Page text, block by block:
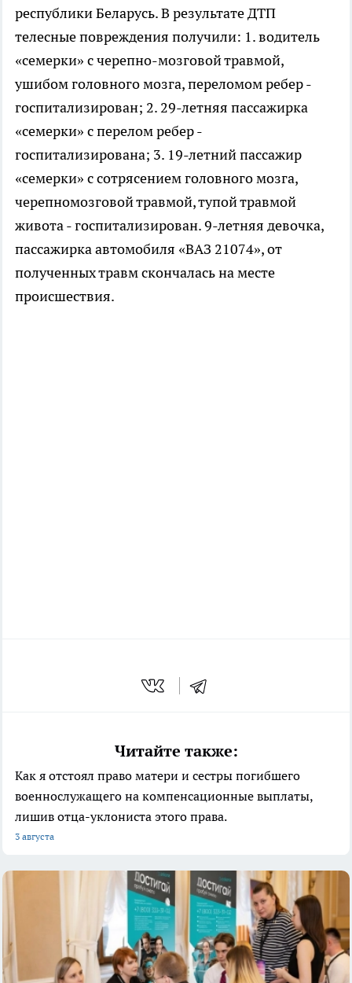
республики Беларусь. В результате ДТП
телесные повреждения получили: 1. водитель
«семерки» с черепно-мозговой травмой,
ушибом головного мозга, переломом ребер -
госпитализирован; 2. 29-летняя пассажирка
«семерки» с перелом ребер -
госпитализирована; 3. 19-летний пассажир
«семерки» с сотрясением головного мозга,
черепномозговой травмой, тупой травмой
живота - госпитализирован. 9-летняя девочка,
пассажирка автомобиля «ВАЗ 21074», от
полученных травм скончалась на месте
происшествия.
Читайте также:
Как я отстоял право матери и сестры погибшего
военнослужащего на компенсационные выплаты,
лишив отца-уклониста этого права.
3 августа